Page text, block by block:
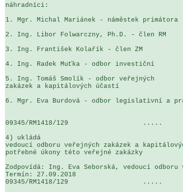
náhradníci:
1. Mgr. Michal Mariánek - náměstek primátora
2. Ing. Libor Folwarczny, Ph.D. - člen RM
3. Ing. František Kolařík - člen ZM
4. Ing. Radek Muťka - odbor investiční
5. Ing. Tomáš Smolík - odbor veřejných
zakázek a kapitálových účastí
6. Mgr. Eva Burdová - odbor legislativní a
09345/RM1418/129                   .....
4) ukládá
vedoucí odboru veřejných zakázek a
potřebné úkony této veřejné zakázky
Zodpovídá: Ing. Eva Seborská, vedoucí
Termín: 27.09.2018
09345/RM1418/129                   .....